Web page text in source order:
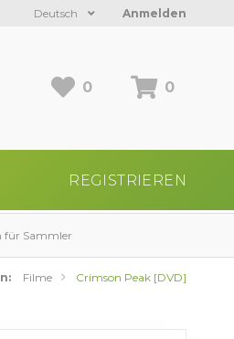
Anmelden
Deutsch
0 0
REGISTRIEREN
für Sammler
Filme Crimson Peak [DVD]